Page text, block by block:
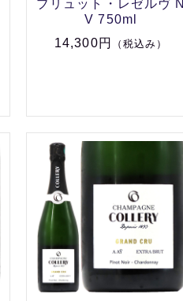
ブリュット・レゼルヴ N
V 750ml
14,300円
（税込み）